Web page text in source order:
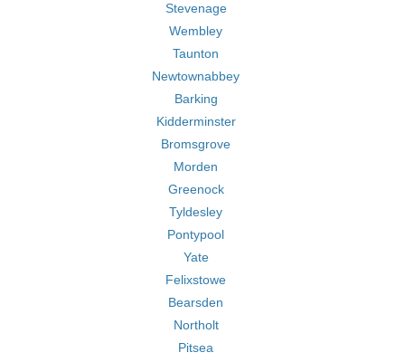
Stevenage
Wembley
Taunton
Newtownabbey
Barking
Kidderminster
Bromsgrove
Morden
Greenock
Tyldesley
Pontypool
Yate
Felixstowe
Bearsden
Northolt
Pitsea